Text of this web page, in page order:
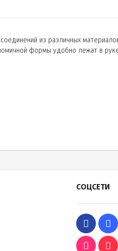
из различных
формы удобно лежат в
СОЦСЕТИ